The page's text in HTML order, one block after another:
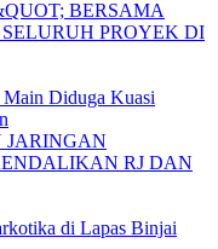
Main Diduga Kuasi
di Lapas Binjai